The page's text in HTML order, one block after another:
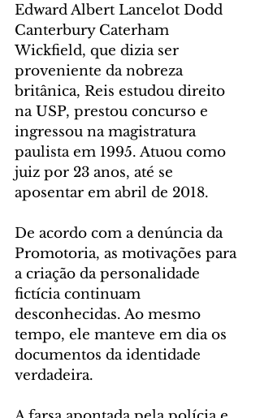
Edward Albert Lancelot Dodd
Canterbury Caterham
Wickfield, que dizia ser
proveniente da nobreza
britânica, Reis estudou direito
na USP, prestou concurso e
ingressou na magistratura
paulista em 1995. Atuou como
juiz por 23 anos, até se
aposentar em abril de 2018.
De acordo com a denúncia da
Promotoria, as motivações para
a criação da personalidade
fictícia continuam
desconhecidas. Ao mesmo
tempo, ele manteve em dia os
documentos da identidade
verdadeira.